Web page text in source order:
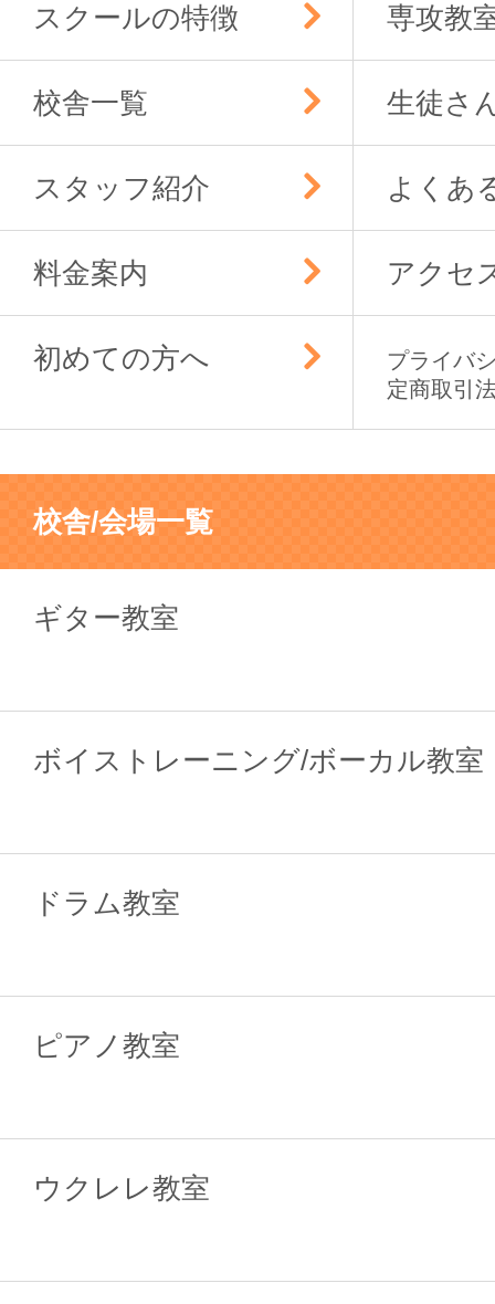
スクールの特徴 専攻教
校舎一覧 生徒さ
スタッフ紹介 よくあ
料金案内 アクセ
初めての方へ
プライバ
定商取引
校舎/会場一覧
ギター教室
ボイストレーニング/ボーカル教室
ドラム教室
ピアノ教室
ウクレレ教室